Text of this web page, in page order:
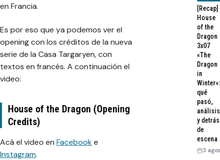
en Francia.
Es por eso que ya podemos ver el
opening con los créditos de la nueva
serie de la Casa Targaryen, con
textos en francés. A continuación el
video:
House of the Dragon (Opening
Credits)
Acá el video en Facebooke
Instagram.
[Recap]
House
of the
Dragon
3x07
«The
Dragon
in
Winter»:
qué
pasó,
análisis
y detrás
de
escena
3